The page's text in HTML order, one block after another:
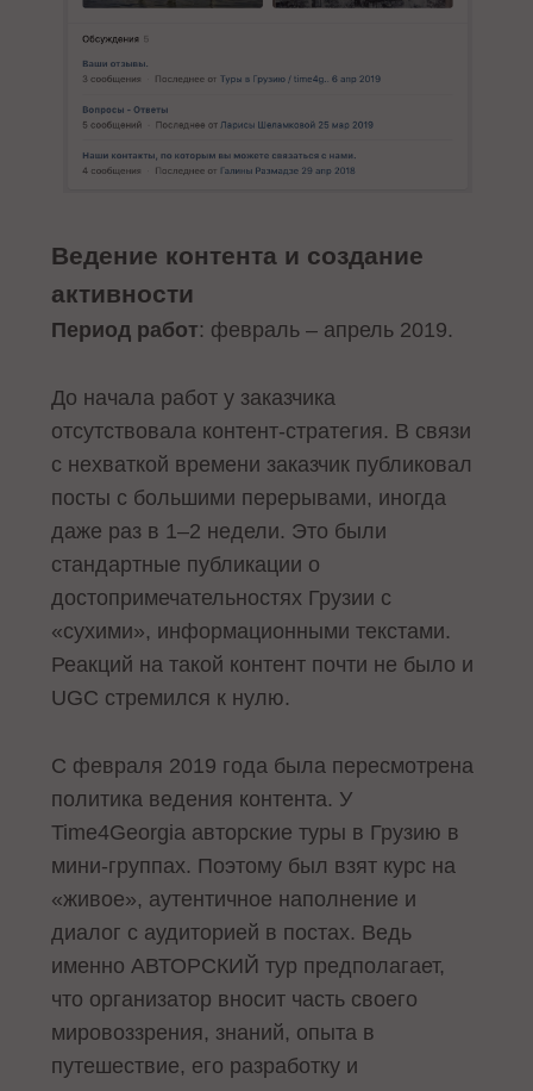
Ведение контента и создание
активности
Период работ: февраль – апрель 2019.
До начала работ у заказчика
отсутствовала контент-стратегия. В связи
с нехваткой времени заказчик публиковал
посты с большими перерывами, иногда
даже раз в 1–2 недели. Это были
стандартные публикации о
достопримечательностях Грузии с
«сухими», информационными текстами.
Реакций на такой контент почти не было и
UGC стремился к нулю.
С февраля 2019 года была пересмотрена
политика ведения контента. У
Time4Georgia авторские туры в Грузию в
мини-группах. Поэтому был взят курс на
«живое», аутентичное наполнение и
диалог с аудиторией в постах. Ведь
именно АВТОРСКИЙ тур предполагает,
что организатор вносит часть своего
мировоззрения, знаний, опыта в
путешествие, его разработку и